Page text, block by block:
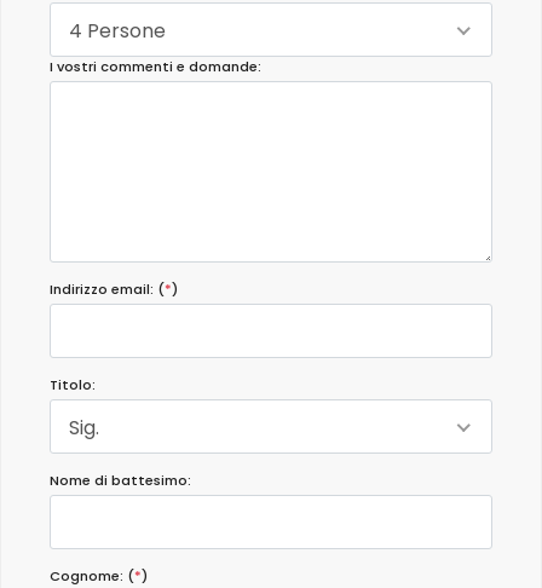
4 Persone
I vostri commenti e domande:
Indirizzo email: (*)
Titolo:
Sig.
Nome di battesimo:
Cognome: (*)